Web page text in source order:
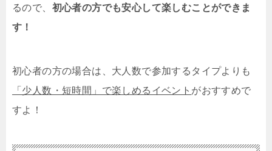
るので、 初心者の方でも安心して楽しむことができま
す！
初心者の方の場合は、大人数で参加するタイプよりも
「少人数・短時間」で楽しめるイベント がおすすめで
すよ！